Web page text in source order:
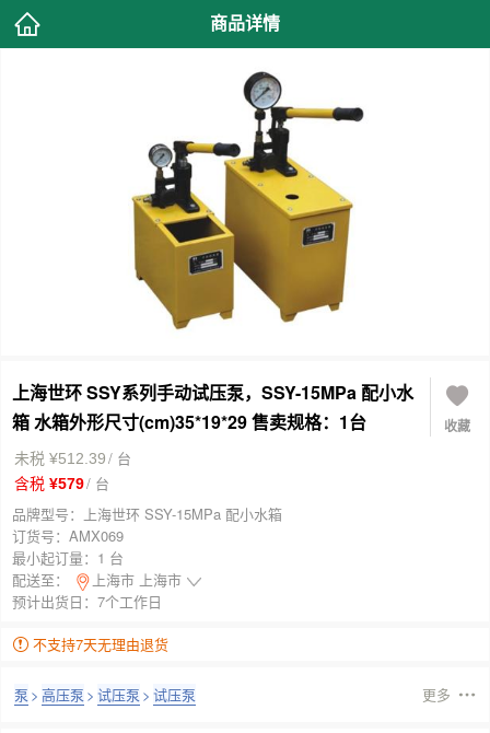
商品详情
上海世环 SSY系列手动试压泵，SSY-15MPa 配小水
箱 水箱外形尺寸(cm)35*19*29 售卖规格：1台
收藏
未税 ¥512.39/ 台
含税 ¥579/ 台
品牌型号：
上海世环 SSY-15MPa 配小水箱
订货号： AMX069
最小起订量： 1 台
配送至：
上海市 上海市
预计出货日：7个工作日
不支持7天无理由退货
泵 > 高压泵 > 试压泵 > 试压泵 更多